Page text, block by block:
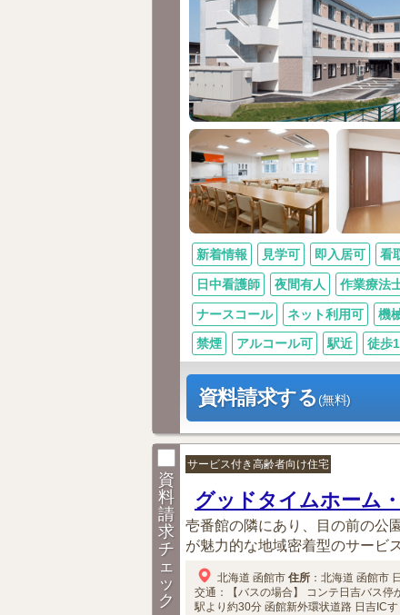
新着情報 見学可 即入居可 看
日中看護師 夜間有人 作業療法
ナースコール ネット利用可 機
禁煙 アルコール可 駅近 徒歩
資料請求する(無料)
資
料
請
求
チ
ェ
ッ
ク
サービス付き高齢者向け住宅
グッドタイムホーム
壱番館の隣にあり、目の前の公
が魅力的な地域密着型のサービ
北海道 函館市 住所 ： 北海道 函館市
交通：【バスの場合】
コンテ日吉バス停
駅より約30分 函館新外環状道路 日吉IC